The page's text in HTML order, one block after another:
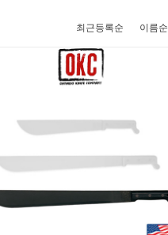
최근등록순 이름순